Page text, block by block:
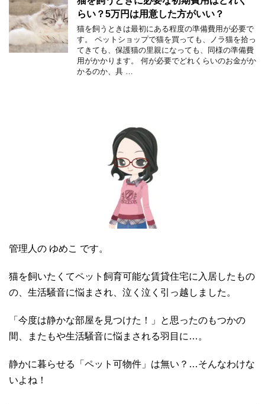
らい？5万円は用意した方がいい？
猫を飼うときは最初にある程度の準備費用が必要で
す。 ペットショップで猫を買っても、ノラ猫を拾っ
てきても、保護猫の里親になっても、同様の準備費
用がかかります。 何が必要でどれくらいのお金がか
かるのか、具 …
管理人の ゆめこ です。
猫を飼いたくてペット飼育可能な賃貸住宅に入居したもの
の、生活騒音に悩まされ、泣く泣く引っ越しました。
「今度は静かな部屋を見つけた！」と思ったのもつかの
間、またもや生活騒音に悩まされる羽目に…。
静かに暮らせる「ペット可物件」は無い？…そんなわけな
いよね！